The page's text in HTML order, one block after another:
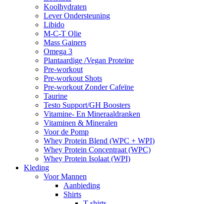
Koolhydraten
Lever Ondersteuning
Libido
M-C-T Olie
Mass Gainers
Omega 3
Plantaardige /Vegan Proteïne
Pre-workout
Pre-workout Shots
Pre-workout Zonder Cafeïne
Taurine
Testo Support/GH Boosters
Vitamine- En Mineraaldranken
Vitaminen & Mineralen
Voor de Pomp
Whey Protein Blend (WPC + WPI)
Whey Protein Concentraat (WPC)
Whey Protein Isolaat (WPI)
Kleding
Voor Mannen
Aanbieding
Shirts